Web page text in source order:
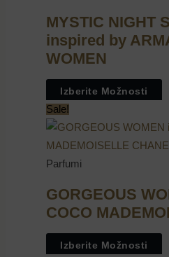
MYSTIC NIGHT
inspired by
WOMEN
Izberite Možnosti
Sale!
Parfumi
GORGEOUS
COCO
Izberite Možnosti